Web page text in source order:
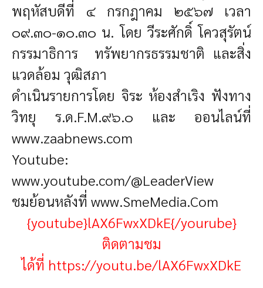
พฤหัสบดีที่ ๔ กรกฎาคม ๒๕๖๗ เวลา
๐๙.๓๐-๑๐.๓๐ น.โดย วีระศักดิ์ โควสุรัตน์
กรรมาธิการ ทรัพยากรธรรมชาติ และสิ่ง
แวดล้อม วุฒิสภา
ดำเนินรายการโดย จิระ ห้องสำเริง ฟังทาง
วิทยุ ร.ด.F.M.๙๖.๐ และ ออนไลน์ที่
www.zaabnews.com
Youtube:
www.youtube.com/@LeaderView
ชมย้อนหลังที่ www.SmeMedia.Com
{youtube}lAX6FwxXDkE{/yourube}
ติดตามชม
ได้ที่ https://youtu.be/lAX6FwxXDkE